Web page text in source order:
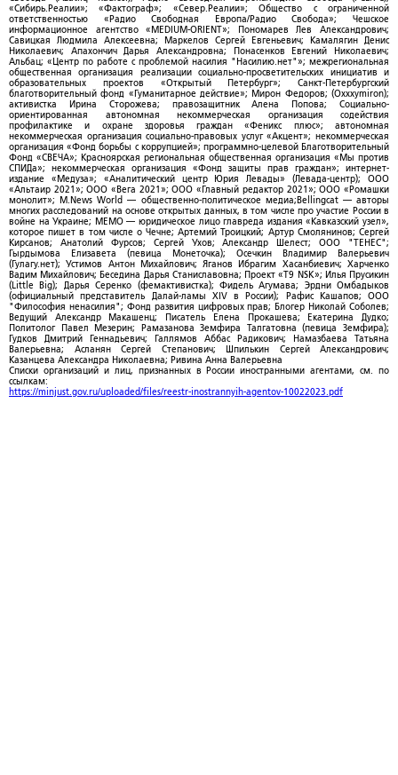
«Сибирь.Реалии»; «Фактограф»; «Север.Реалии»; Общество с ограниченной
ответственностью «Радио Свободная Европа/Радио Свобода»; Чешское
информационное агентство «MEDIUM-ORIENT»; Пономарев Лев Александрович;
Савицкая Людмила Алексеевна; Маркелов Сергей Евгеньевич; Камалягин Денис
Николаевич; Апахончич Дарья Александровна; Понасенков Евгений Николаевич;
Альбац; «Центр по работе с проблемой насилия "Насилию.нет"»; межрегиональная
общественная организация реализации социально-просветительских инициатив и
образовательных проектов «Открытый Петербург»; Санкт-Петербургский
благотворительный фонд «Гуманитарное действие»; Мирон Федоров; (Oxxxymiron);
активистка Ирина Сторожева; правозащитник Алена Попова; Социально-
ориентированная автономная некоммерческая организация содействия
профилактике и охране здоровья граждан «Феникс плюс»; автономная
некоммерческая организация социально-правовых услуг «Акцент»; некоммерческая
организация «Фонд борьбы с коррупцией»; программно-целевой Благотворительный
Фонд «СВЕЧА»; Красноярская региональная общественная организация «Мы против
СПИДа»; некоммерческая организация «Фонд защиты прав граждан»; интернет-
издание «Медуза»; «Аналитический центр Юрия Левады» (Левада-центр); ООО
«Альтаир 2021»; ООО «Вега 2021»; ООО «Главный редактор 2021»; ООО «Ромашки
монолит»; M.News World — общественно-политическое медиа;Bellingcat — авторы
многих расследований на основе открытых данных, в том числе про участие России в
войне на Украине; МЕМО — юридическое лицо главреда издания «Кавказский узел»,
которое пишет в том числе о Чечне; Артемий Троицкий; Артур Смолянинов; Сергей
Кирсанов; Анатолий Фурсов; Сергей Ухов; Александр Шелест; ООО "ТЕНЕС";
Гырдымова Елизавета (певица Монеточка); Осечкин Владимир Валерьевич
(Гулагу.нет); Устимов Антон Михайлович; Яганов Ибрагим Хасанбиевич; Харченко
Вадим Михайлович; Беседина Дарья Станиславовна; Проект «T9 NSK»; Илья Прусикин
(Little Big); Дарья Серенко (фемактивистка); Фидель Агумава; Эрдни Омбадыков
(официальный представитель Далай-ламы XIV в России); Рафис Кашапов; ООО
"Философия ненасилия"; Фонд развития цифровых прав; Блогер Николай Соболев;
Ведущий Александр Макашенц; Писатель Елена Прокашева; Екатерина Дудко;
Политолог Павел Мезерин; Рамазанова Земфира Талгатовна (певица Земфира);
Гудков Дмитрий Геннадьевич; Галлямов Аббас Радикович; Намазбаева Татьяна
Валерьевна; Асланян Сергей Степанович; Шпилькин Сергей Александрович;
Казанцева Александра Николаевна; Ривина Анна Валерьевна
Списки организаций и лиц, признанных в России иностранными агентами, см. по
ссылкам:
https://minjust.gov.ru/uploaded/files/reestr-inostrannyih-agentov-10022023.pdf